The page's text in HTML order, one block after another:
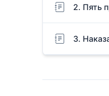
2. Пять
3.